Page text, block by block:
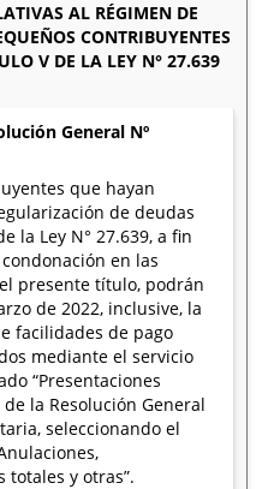
AL RÉGIMEN DE
CONTRIBUYENTES
V DE LA LEY N° 27.639
General Nº
que hayan
de deudas
la Ley N° 27.639, a fin
en las
presente título, podrán
de 2022, inclusive, la
facilidades de pago
mediante el servicio
“Presentaciones
la Resolución General
seleccionando el
totales y otras”.